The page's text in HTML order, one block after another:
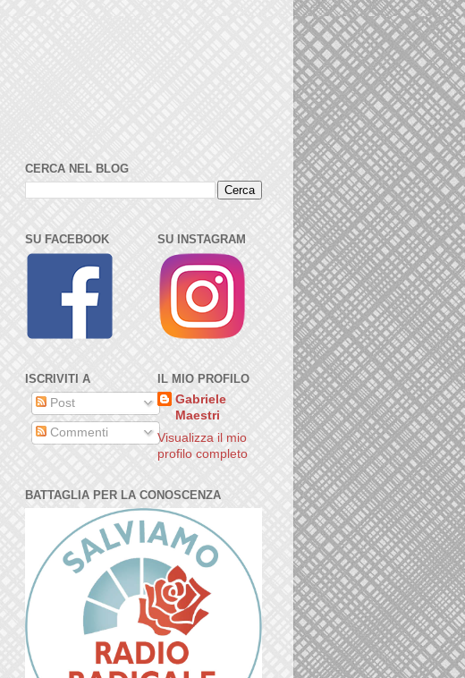
CERCA NEL BLOG
SU FACEBOOK
ISCRIVITI A
Post
Commenti
SU INSTAGRAM
IL MIO PROFILO
Gabriele
Maestri
Visualizza il mio
profilo completo
BATTAGLIA PER LA CONOSCENZA